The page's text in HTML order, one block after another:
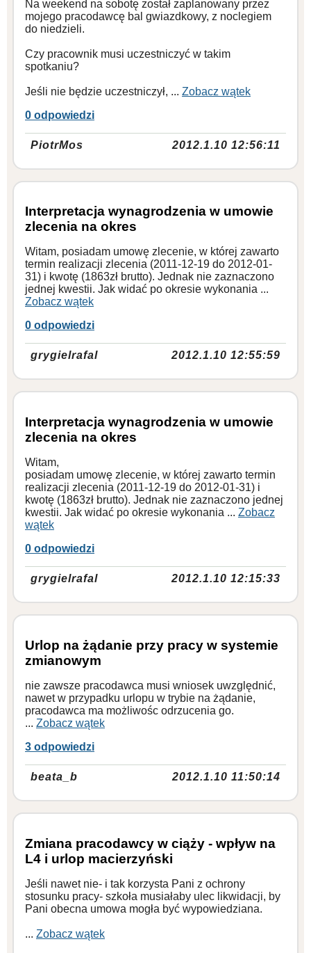
Na weekend na sobotę został zaplanowany przez
mojego pracodawcę bal gwiazdkowy, z noclegiem
do niedzieli.
Czy pracownik musi uczestniczyć w takim
spotkaniu?
Jeśli nie będzie uczestniczył, ... Zobacz wątek
0 odpowiedzi
PiotrMos 2012.1.10 12:56:11
Interpretacja wynagrodzenia w umowie
zlecenia na okres
Witam, posiadam umowę zlecenie, w której zawarto
termin realizacji zlecenia (2011-12-19 do 2012-01-
31) i kwotę (1863zł brutto). Jednak nie zaznaczono
jednej kwestii. Jak widać po okresie wykonania ...
Zobacz wątek
0 odpowiedzi
grygielrafal 2012.1.10 12:55:59
Interpretacja wynagrodzenia w umowie
zlecenia na okres
Witam,
posiadam umowę zlecenie, w której zawarto termin
realizacji zlecenia (2011-12-19 do 2012-01-31) i
kwotę (1863zł brutto). Jednak nie zaznaczono jednej
kwestii. Jak widać po okresie wykonania ... Zobacz
wątek
0 odpowiedzi
grygielrafal 2012.1.10 12:15:33
Urlop na żądanie przy pracy w systemie
zmianowym
nie zawsze pracodawca musi wniosek uwzględnić,
nawet w przypadku urlopu w trybie na żądanie,
pracodawca ma możliwośc odrzucenia go.
... Zobacz wątek
3 odpowiedzi
beata_b 2012.1.10 11:50:14
Zmiana pracodawcy w ciąży - wpływ na
L4 i urlop macierzyński
Jeśli nawet nie- i tak korzysta Pani z ochrony
stosunku pracy- szkoła musiałaby ulec likwidacji, by
Pani obecna umowa mogła być wypowiedziana.
... Zobacz wątek